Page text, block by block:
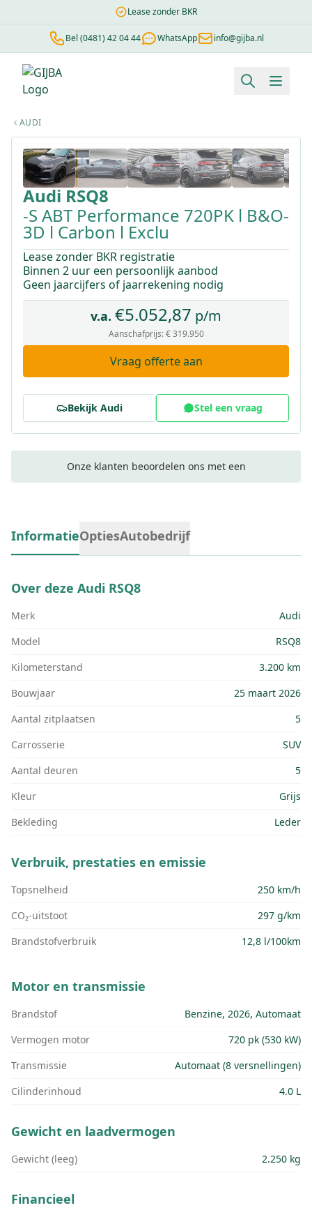
Lease zonder BKR
Bel (0481) 42 04 44 WhatsApp info@gijba.nl
Financial lease berekenen
AUDI
AudiRSQ8
-S ABT Performance 720PK l B&O-
3D l Carbon l Exclu
Lease zonder BKR registratie
Binnen 2 uur een persoonlijk aanbod
Geen jaarcijfers of jaarrekening nodig
v.a. €5.052,87 p/m
Aanschafprijs:€ 319.950
Vraag offerte aan
Bekijk Audi Stel een vraag
Onze klanten beoordelen ons met een
InformatieOptiesAutobedrijf
Over deze Audi RSQ8
Merk
Audi
Model
RSQ8
Kilometerstand
3.200 km
Bouwjaar
25 maart 2026
Aantal zitplaatsen
5
Carrosserie
SUV
Aantal deuren
5
Kleur
Grijs
Bekleding
Leder
Verbruik, prestaties en emissie
Topsnelheid
250 km/h
CO₂-uitstoot
297 g/km
Brandstofverbruik
12,8 l/100km
Motor en transmissie
Brandstof
Benzine, 2026, Automaat
Vermogen motor
720 pk (530 kW)
Transmissie
Automaat (8 versnellingen)
Cilinderinhoud
4.0 L
Gewicht en laadvermogen
Gewicht (leeg) 2.250 kg
Financieel